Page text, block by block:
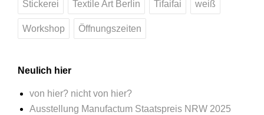
Stickerei Textile Art Berlin Tifaifai weiß
Workshop Öffnungszeiten
Neulich hier
von hier? nicht von hier?
Ausstellung Manufactum Staatspreis NRW 2025